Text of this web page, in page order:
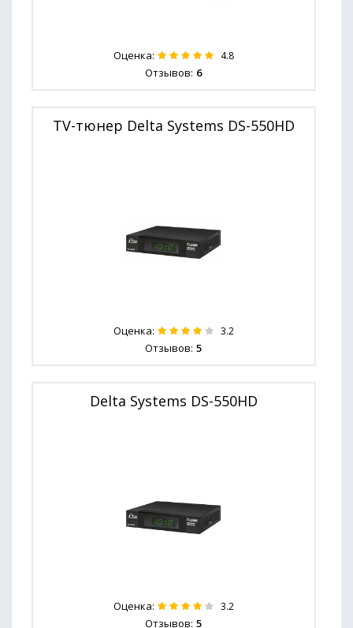
Оценка: 4.8
Отзывов: 6
TV-тюнер Delta Systems DS-550HD
Оценка: 3.2
Отзывов: 5
Delta Systems DS-550HD
Оценка: 3.2
Отзывов: 5